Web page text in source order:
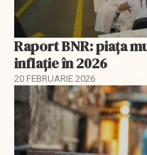
Raport BNR: piața
inflație în 2026
20 FEBRUARIE 2026